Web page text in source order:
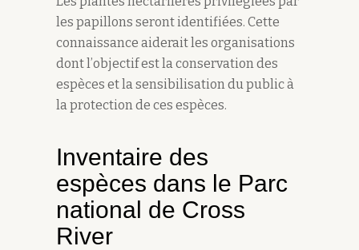
les papillons seront identifiées. Cette
connaissance aiderait les organisations
dont l’objectif est la conservation des
espèces et la sensibilisation du public à
la protection de ces espèces.
Inventaire des
espèces dans le Parc
national de Cross
River